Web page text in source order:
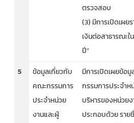
ตรวจสอบ
(3) มีการเปิดเผย
เงินต่อสาธารณะใ
ปี”
5
ข้อมูลเกี่ยวกับ
คณะกรรมการ
ประจำหน่วย
งานและผู้
มีการเปิดเผยข้อ
กรรมการประจำห
บริหารของหน่วย
ประกอบด้วย ราย